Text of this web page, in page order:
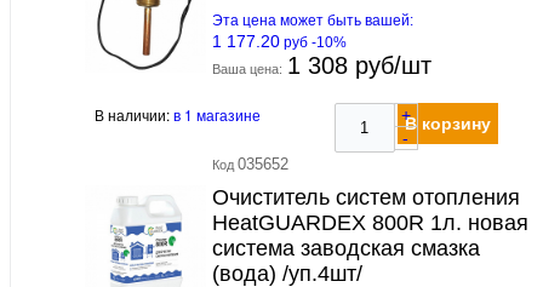
Эта цена может быть вашей:
1 177.20 руб -10%
Ваша цена: 1 308 руб/шт
В наличии:в 1 магазине
+
-
В корзину
Код 035652
Очиститель систем отопления
HeatGUARDEX 800R 1л. новая
система заводская смазка
(вода) /уп.4шт/